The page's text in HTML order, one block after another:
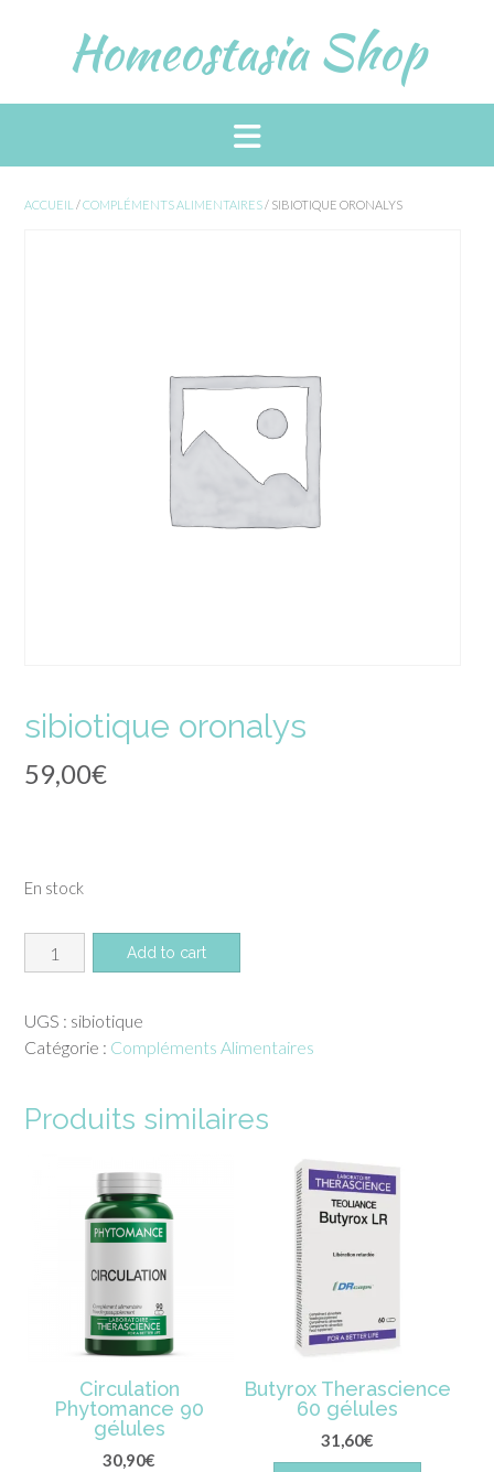
Homeostasia Shop
ACCUEIL /COMPLÉMENTS ALIMENTAIRES/ SIBIOTIQUE ORONALYS
sibiotique oronalys
59,00€
En stock
quantité
de
oronalys
Add to cart
UGS : sibiotique
Catégorie : Compléments Alimentaires
Produits similaires
Circulation
Phytomance 90
gélules
30,90€
Butyrox Therascience
60 gélules
31,60€